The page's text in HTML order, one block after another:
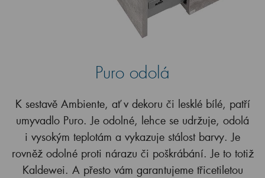
Puro odolá
K sestavě Ambiente, ať v dekoru či lesklé bílé, patří
umyvadlo Puro. Je odolné, lehce se udržuje, odolá
i vysokým teplotám a vykazuje stálost barvy. Je
rovněž odolné proti nárazu či poškrábání. Je to totiž
Kaldewei. A přesto vám garantujeme třicetiletou